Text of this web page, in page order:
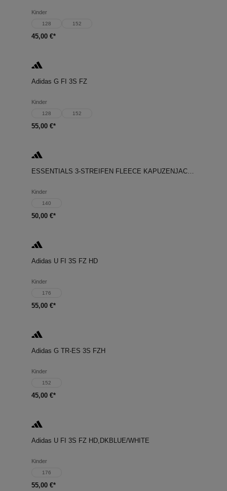
Kinder
128 152
45,00 €*
Adidas G FI 3S FZ
Kinder
128 152
55,00 €*
ESSENTIALS 3-STREIFEN FLEECE KAPUZENJACKE
Kinder
140
50,00 €*
Adidas U FI 3S FZ HD
Kinder
176
55,00 €*
Adidas G TR-ES 3S FZH
Kinder
152
45,00 €*
Adidas U FI 3S FZ HD,DKBLUE/WHITE
Kinder
176
55,00 €*